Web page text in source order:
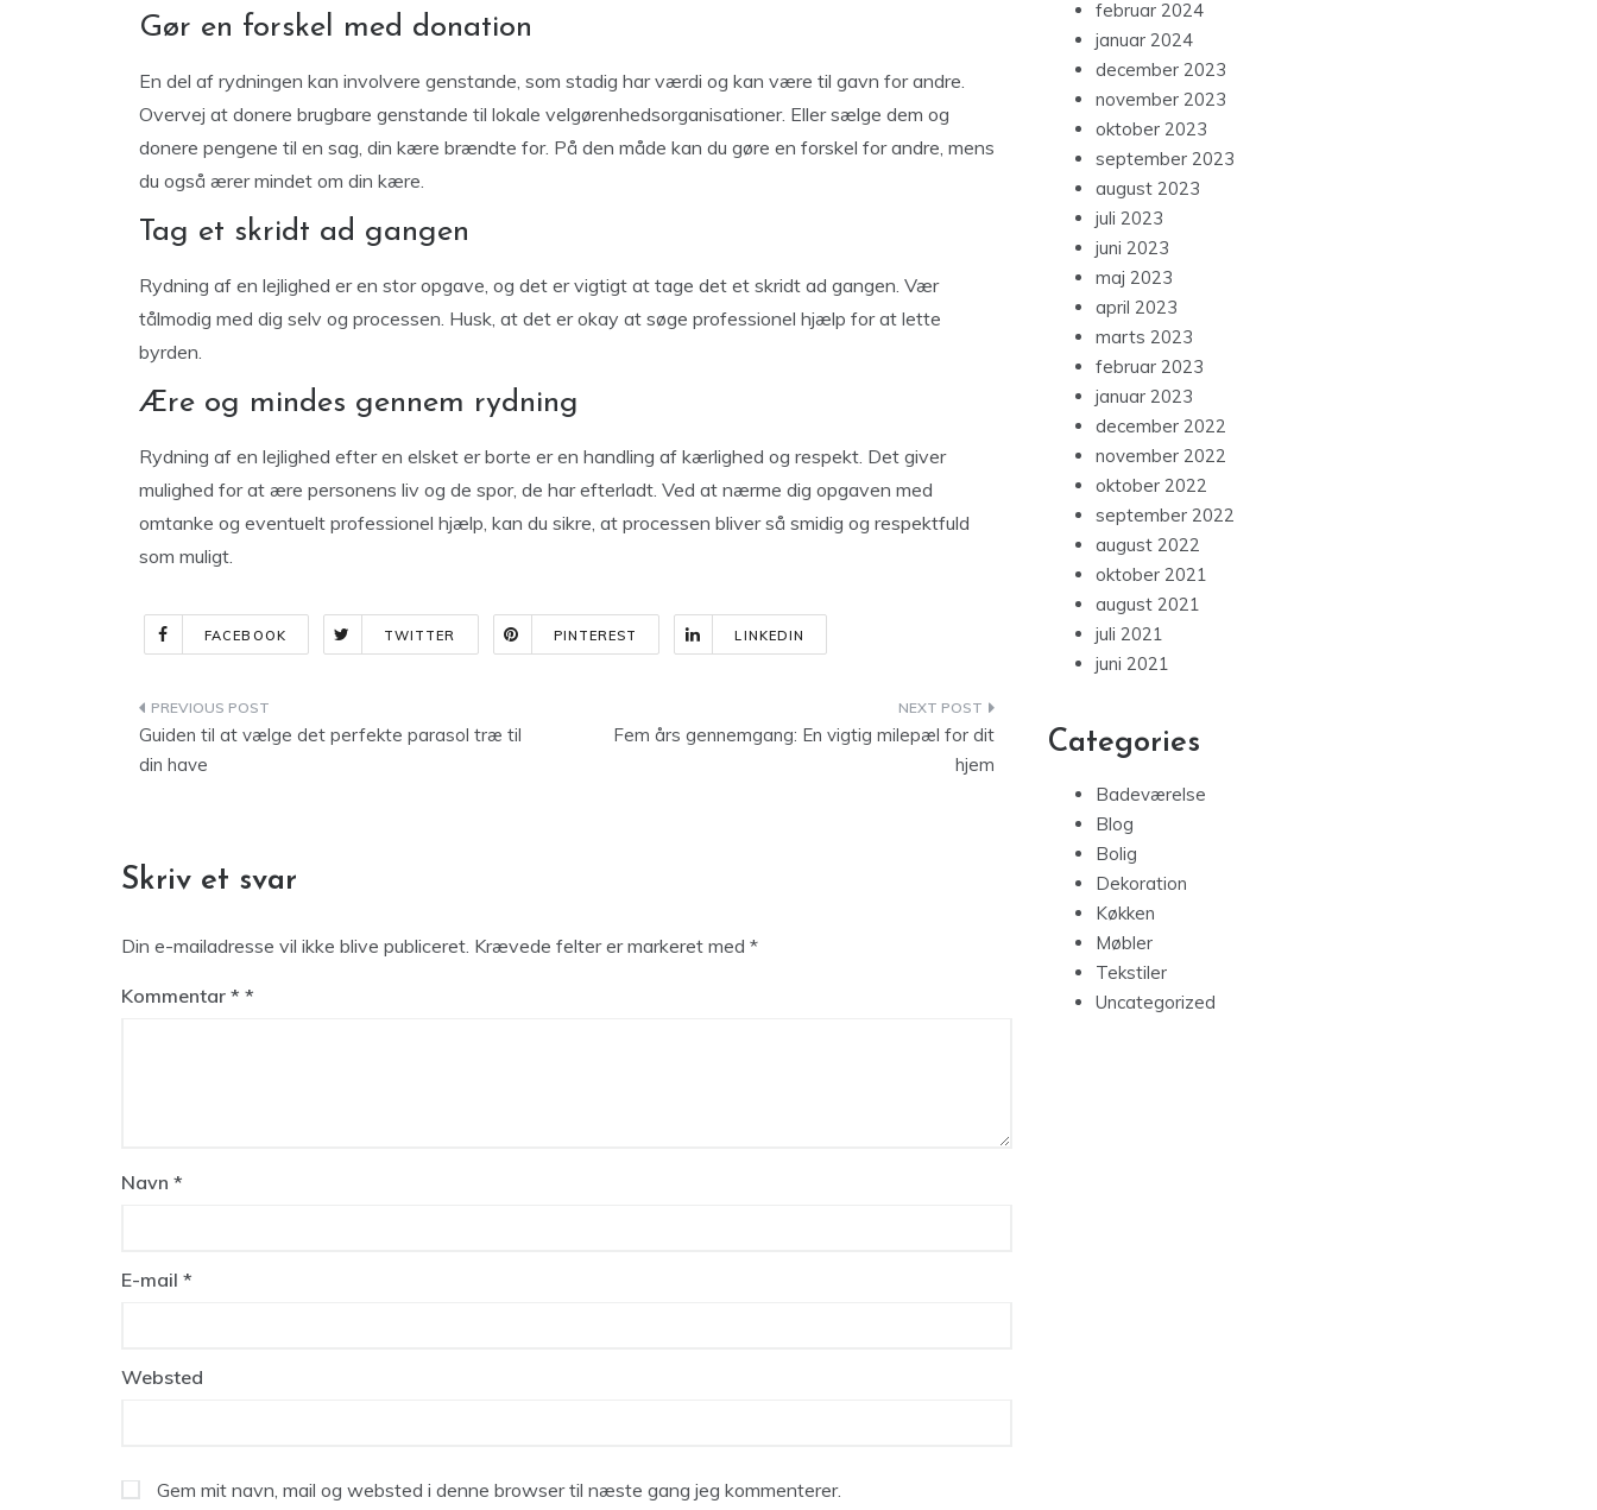
Gør en forskel med donation
En del af rydningen kan involvere genstande, som stadig har værdi og kan være til gavn for andre.
Overvej at donere brugbare genstande til lokale velgørenhedsorganisationer. Eller sælge dem og
donere pengene til en sag, din kære brændte for. På den måde kan du gøre en forskel for andre, mens
du også ærer mindet om din kære.
Tag et skridt ad gangen
Rydning af en lejlighed er en stor opgave, og det er vigtigt at tage det et skridt ad gangen. Vær
tålmodig med dig selv og processen. Husk, at det er okay at søge professionel hjælp for at lette
byrden.
Ære og mindes gennem rydning
Rydning af en lejlighed efter en elsket er borte er en handling af kærlighed og respekt. Det giver
mulighed for at ære personens liv og de spor, de har efterladt. Ved at nærme dig opgaven med
omtanke og eventuelt professionel hjælp, kan du sikre, at processen bliver så smidig og respektfuld
som muligt.
FACEBOOK TWITTER PINTEREST LINKEDIN
Indlægsnavigation
Guiden til at vælge det perfekte parasol træ til
din have
Fem års gennemgang: En vigtig milepæl for dit
hjem
Skriv et svar
Din e-mailadresse vil ikke blive publiceret. Krævede felter er markeret med *
Kommentar *
Navn *
E-mail *
Websted
Gem mit navn, mail og websted i denne browser til næste gang jeg kommenterer.
februar 2024
januar 2024
december 2023
november 2023
oktober 2023
september 2023
august 2023
juli 2023
juni 2023
maj 2023
april 2023
marts 2023
februar 2023
januar 2023
december 2022
november 2022
oktober 2022
september 2022
august 2022
oktober 2021
august 2021
juli 2021
juni 2021
Categories
Badeværelse
Blog
Bolig
Dekoration
Køkken
Møbler
Tekstiler
Uncategorized